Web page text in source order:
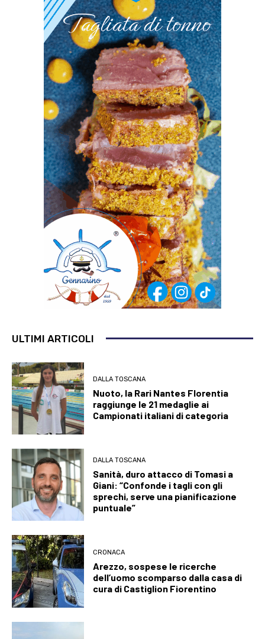
ULTIMI ARTICOLI
DALLA TOSCANA
Nuoto, la Rari Nantes Florentia
raggiunge le 21 medaglie ai
Campionati italiani di categoria
DALLA TOSCANA
Sanità, duro attacco di Tomasi a
Giani: “Confonde i tagli con gli
sprechi, serve una pianificazione
puntuale”
CRONACA
Arezzo, sospese le ricerche
dell’uomo scomparso dalla casa di
cura di Castiglion Fiorentino